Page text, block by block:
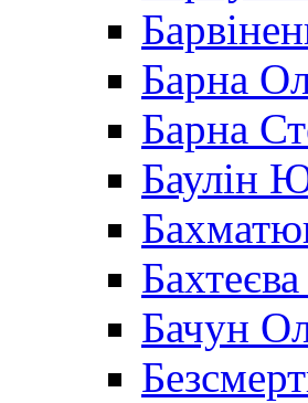
Барна
Барна
Баулін
Бачун